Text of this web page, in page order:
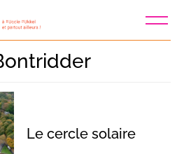
Le cercle solaire